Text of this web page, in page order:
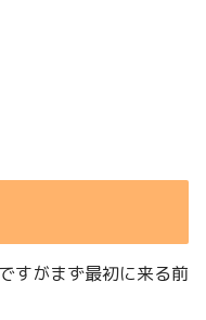
すがまず最初に来る前